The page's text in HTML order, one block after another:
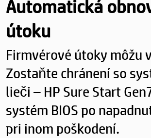
Automatická
útoku
Firmvérové útoky môžu
Zostaňte chránení so
lieči – HP Sure Start
systém BIOS po
pri inom poškodení.